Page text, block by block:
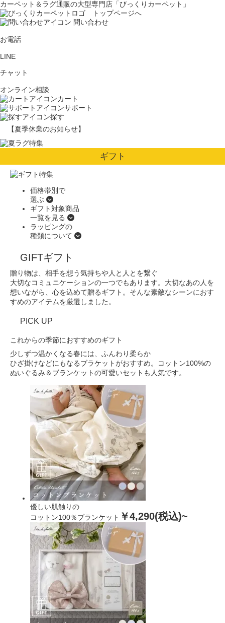
カーペット＆ラグ通販の大型専門店「びっくりカーペット」
問い合わせ
お電話
LINE
チャット
オンライン相談
カート
サポート
探す
【夏季休業のお知らせ】
ギフト
価格帯別で
選ぶ
ギフト対象商品
一覧を見る
ラッピングの
種類について
GIFTギフト
贈り物は、相手を想う気持ちや人と人とを繋ぐ
大切なコミュニケーションの一つでもあります。 大切なあの人を
想いながら、心を込めて贈るギフト。 そんな素敵なシーンにおす
すめのアイテムを厳選しました。
PICK UP
これからの季節におすすめのギフト
少しずつ温かくなる春には、ふんわり柔らか
ひざ掛けなどにもなるブラケットがおすすめ。
コットン100%の
ぬいぐるみ＆ブランケットの可愛いセットも人気です。
優しい肌触りの
コットン100％ブランケット ￥4,290(税込)~